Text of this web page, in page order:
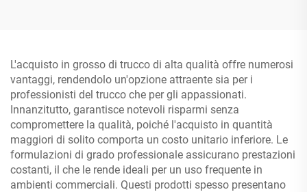
L'acquisto in grosso di trucco di alta qualità offre numerosi
vantaggi, rendendolo un'opzione attraente sia per i
professionisti del trucco che per gli appassionati.
Innanzitutto, garantisce notevoli risparmi senza
compromettere la qualità, poiché l'acquisto in quantità
maggiori di solito comporta un costo unitario inferiore. Le
formulazioni di grado professionale assicurano prestazioni
costanti, il che le rende ideali per un uso frequente in
ambienti commerciali. Questi prodotti spesso presentano